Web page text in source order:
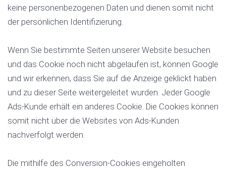
keine personenbezogenen Daten und dienen somit nicht
der persönlichen Identifizierung.
Wenn Sie bestimmte Seiten unserer Website besuchen
und das Cookie noch nicht abgelaufen ist, können Google
und wir erkennen, dass Sie auf die Anzeige geklickt haben
und zu dieser Seite weitergeleitet wurden. Jeder Google
Ads-Kunde erhält ein anderes Cookie. Die Cookies können
somit nicht über die Websites von Ads-Kunden
nachverfolgt werden.
Die mithilfe des Conversion-Cookies eingeholten